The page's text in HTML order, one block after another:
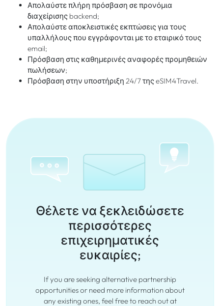
Απολαύστε πλήρη πρόσβαση σε προνόμια
διαχείρισης backend;
Απολαύστε αποκλειστικές εκπτώσεις για τους
υπαλλήλους που εγγράφονται με το εταιρικό τους
email;
Πρόσβαση στις καθημερινές αναφορές προμηθειών
πωλήσεων;
Πρόσβαση στην υποστήριξη 24/7 της eSIM4Travel.
Θέλετε να ξεκλειδώσετε
περισσότερες
επιχειρηματικές
ευκαιρίες;
If you are seeking alternative partnership
opportunities or need more information about
any existing ones, feel free to reach out at